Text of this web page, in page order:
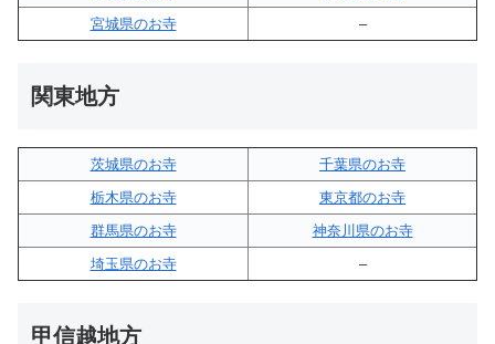
宮城県のお寺
–
関東地方
茨城県のお寺
千葉県のお寺
栃木県のお寺
東京都のお寺
群馬県のお寺
神奈川県のお寺
埼玉県のお寺
–
甲信越地方